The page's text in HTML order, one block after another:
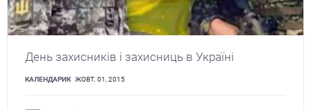
День захисників і захисниць в Україні
КАЛЕНДАРИК ЖОВТ. 01, 2015